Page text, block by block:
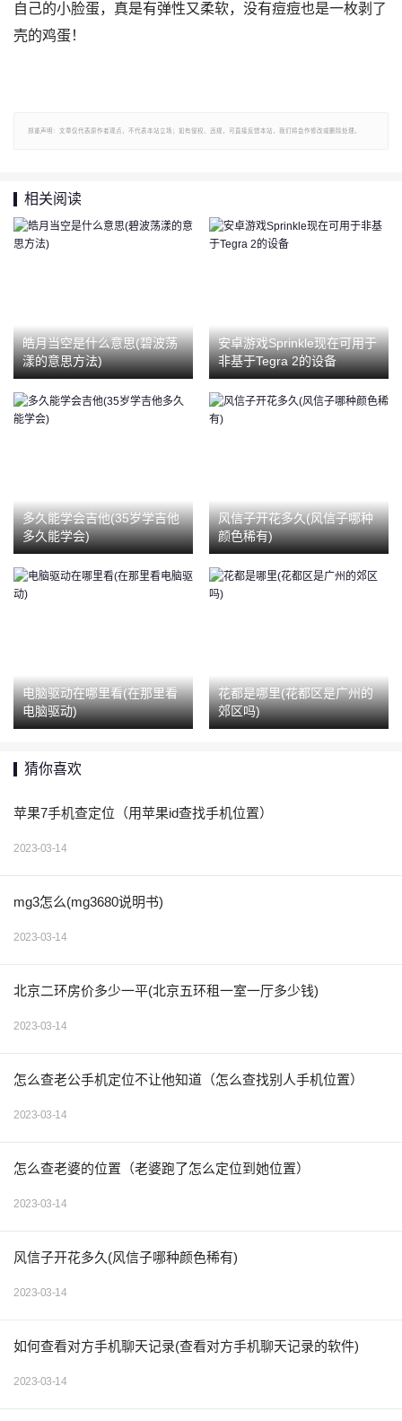
自己的小脸蛋，真是有弹性又柔软，没有痘痘也是一枚剥了
壳的鸡蛋！
郑重声明：文章仅代表原作者观点，不代表本站立场；如有侵权、违规，可直接反馈本站，我们将会作修改或删除处理。
相关阅读
皓月当空是什么意思(碧波荡
漾的意思方法)
安卓游戏Sprinkle现在可用于
非基于Tegra 2的设备
多久能学会吉他(35岁学吉他
多久能学会)
风信子开花多久(风信子哪种
颜色稀有)
电脑驱动在哪里看(在那里看
电脑驱动)
花都是哪里(花都区是广州的
郊区吗)
猜你喜欢
苹果7手机查定位（用苹果id查找手机位置）
2023-03-14
mg3怎么(mg3680说明书)
2023-03-14
北京二环房价多少一平(北京五环租一室一厅多少钱)
2023-03-14
怎么查老公手机定位不让他知道（怎么查找别人手机位置）
2023-03-14
怎么查老婆的位置（老婆跑了怎么定位到她位置）
2023-03-14
风信子开花多久(风信子哪种颜色稀有)
2023-03-14
如何查看对方手机聊天记录(查看对方手机聊天记录的软件)
2023-03-14